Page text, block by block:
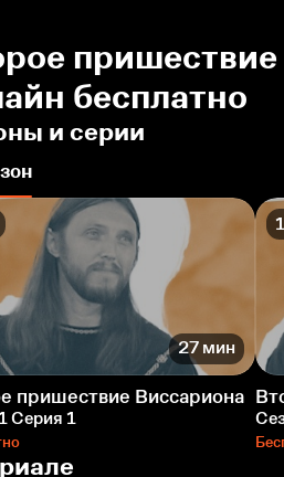
бесплатно
и серии
27 мин
пришествие Виссариона
Серия 1